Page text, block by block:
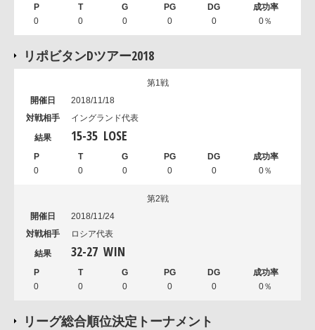
0 0 0 0 0 0％
リポビタンDツアー2018
第1戦
2018/11/18
イングランド代表
15-35 LOSE
0 0 0 0 0 0％
第2戦
2018/11/24
ロシア代表
32-27 WIN
0 0 0 0 0 0％
リーグ総合順位決定トーナメント